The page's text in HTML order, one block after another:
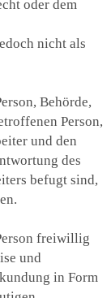
oder dem
nicht als
Behörde,
Person,
und den
des
befugt sind,
freiwillig
und
in Form